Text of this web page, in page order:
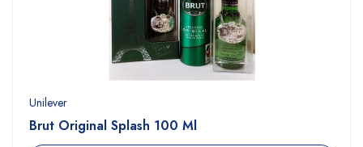
Unilever
Brut Original Splash 100 Ml